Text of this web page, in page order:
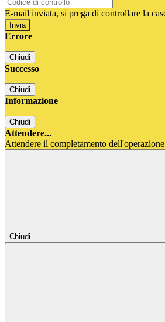
E-mail inviata, si prega di controllare la
Errore
Chiudi
Successo
Chiudi
Informazione
Chiudi
Attendere...
Attendere il completamento
Chiudi